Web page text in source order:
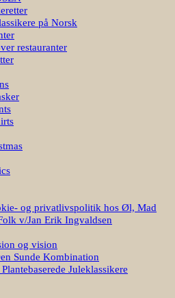
på Norsk
restauranter
og privatlivspolitik hos Øl, Mad
v/Jan Erik Ingvaldsen
og vision
Sunde Kombination
Juleklassikere